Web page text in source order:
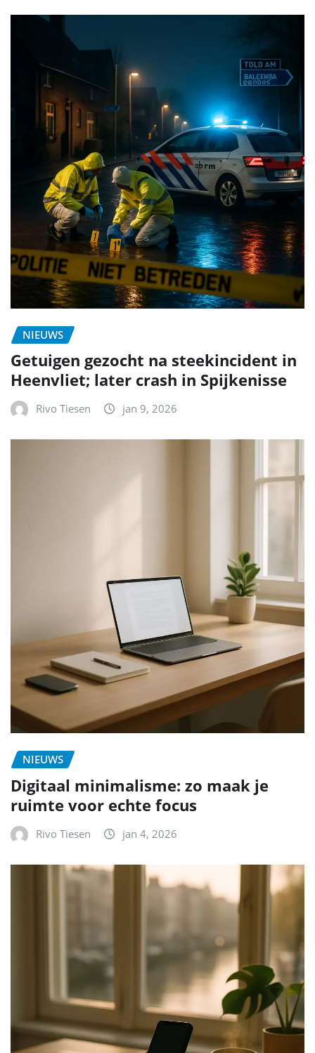
NIEUWS
Getuigen gezocht na steekincident in
Heenvliet; later crash in Spijkenisse
Rivo Tiesen jan 9, 2026
NIEUWS
Digitaal minimalisme: zo maak je
ruimte voor echte focus
Rivo Tiesen jan 4, 2026